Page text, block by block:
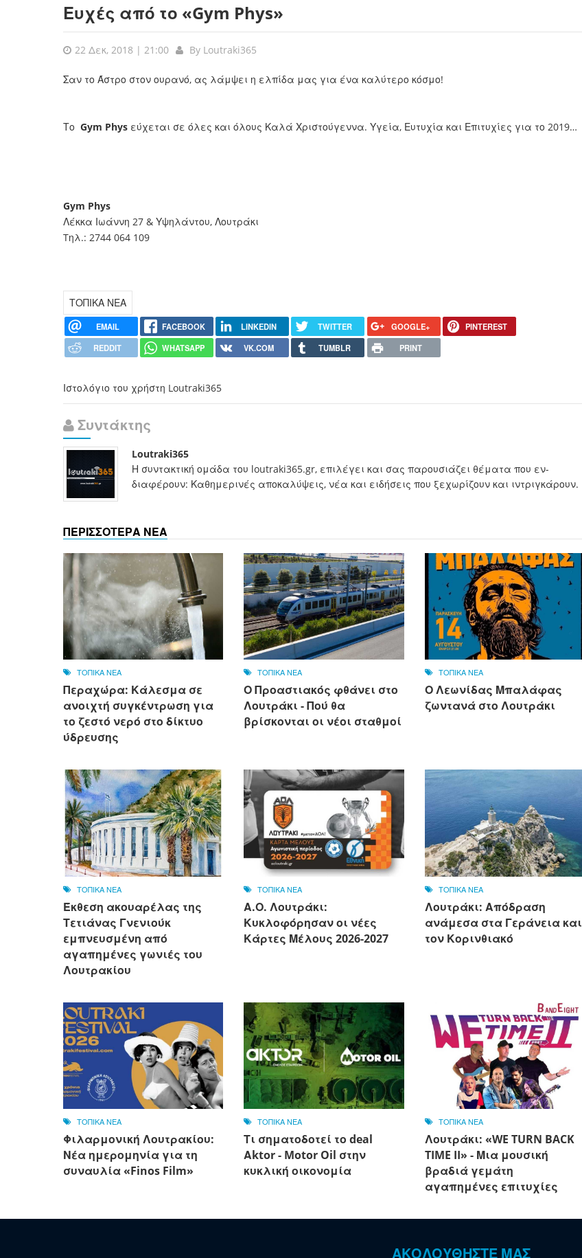
Ευχές από το «Gym Phys»
22 Δεκ, 2018 | 21:00 By Loutraki365
Σαν το Άστρο στον ουρανό, ας λάμψει η ελπίδα μας για ένα καλύτερο κόσμο!
Το Gym Phys εύχεται σε όλες και όλους Καλά Χριστούγεννα. Υγεία, Ευτυχία και Επιτυχίες για το 2019…
Gym Phys
Λέκκα Ιωάννη 27 & Υψηλάντου, Λουτράκι
Tηλ.: 2744 064 109
ΤΟΠΙΚΑ ΝΕΑ
EMAIL FACEBOOK LINKEDIN TWITTER GOOGLE+
PINTEREST
REDDIT
WHATSAPP VK.COM TUMBLR PRINT
Ιστολόγιο του χρήστη Loutraki365
Συντάκτης
Loutraki365
Η συντακτική ομάδα του loutraki365.gr, επιλέγει και σας παρουσιάζει θέματα που εν-
διαφέρουν: Καθημερινές αποκαλύψεις, νέα και ειδήσεις που ξεχωρίζουν και ιντριγκάρουν.
ΠΕΡΙΣΣΟΤΕΡΑ ΝΕΑ
ΤΟΠΙΚΑ ΝΕΑ
Περαχώρα: Κάλεσμα σε
ανοιχτή συγκέντρωση για
το ζεστό νερό στο δίκτυο
ύδρευσης
ΤΟΠΙΚΑ ΝΕΑ
Ο Προαστιακός φθάνει στο
Λουτράκι - Πού θα
βρίσκονται οι νέοι σταθμοί
ΤΟΠΙΚΑ ΝΕΑ
Ο Λεωνίδας Μπαλάφας
ζωντανά στο Λουτράκι
ΤΟΠΙΚΑ ΝΕΑ
Έκθεση ακουαρέλας της
Τετιάνας Γνενιούκ
εμπνευσμένη από
αγαπημένες γωνιές του
Λουτρακίου
ΤΟΠΙΚΑ ΝΕΑ
Α.Ο. Λουτράκι:
Κυκλοφόρησαν οι νέες
Κάρτες Μέλους 2026-2027
ΤΟΠΙΚΑ ΝΕΑ
Λουτράκι: Απόδραση
ανάμεσα στα Γεράνεια και
τον Κορινθιακό
ΤΟΠΙΚΑ ΝΕΑ
Φιλαρμονική Λουτρακίου:
Νέα ημερομηνία για τη
συναυλία «Finos Film»
ΤΟΠΙΚΑ ΝΕΑ
Τι σηματοδοτεί το deal
Αktor - Motor Oil στην
κυκλική οικονομία
ΤΟΠΙΚΑ ΝΕΑ
Λουτράκι: «WE TURN BACK
TIME II» - Μια μουσική
βραδιά γεμάτη
αγαπημένες επιτυχίες
ΑΚΟΛΟΥΘΗΣΤΕ ΜΑΣ